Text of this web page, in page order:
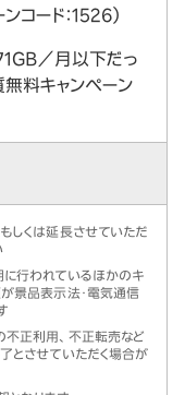
コード：1526）
／月以下だっ
料キャンペーン
しくは延長させていただ
に行われているほかのキ
景品表示法・電気通信
不正利用、不正転売など
とさせていただく場合が